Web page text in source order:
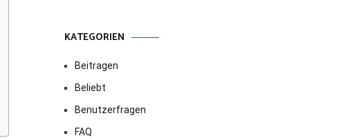
KATEGORIEN
Beitragen
Beliebt
Benutzerfragen
FAQ